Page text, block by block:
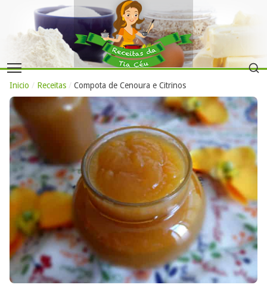
Inicio / Receitas / Compota de Cenoura e Citrinos